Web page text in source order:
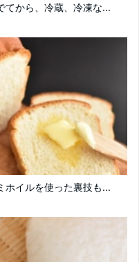
てから、冷蔵、冷凍な...
ホイルを使った裏技も...